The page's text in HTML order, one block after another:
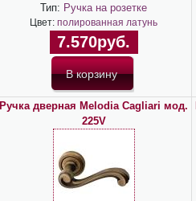
Тип: Ручка на розетке
Цвет: полированная латунь
7.570руб.
Ручка дверная Melodia Cagliari мод.
225V